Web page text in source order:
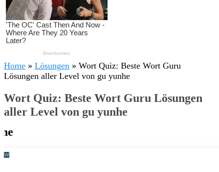
Home » Lösungen » Wort Quiz: Beste Wort Guru
Lösungen aller Level von gu yunhe
Wort Quiz: Beste Wort Guru Lösungen
aller Level von gu yunhe